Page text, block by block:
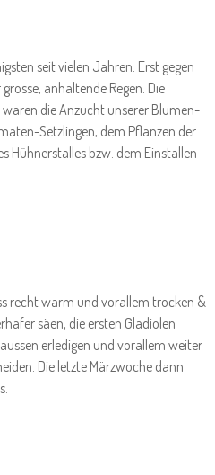
seit vielen Jahren. Erst gegen
anhaltende Regen. Die
die Anzucht unserer Blumen-
Setzlingen, dem Pflanzen der
Hühnerstalles bzw. dem Einstallen
recht warm und vorallem trocken &
säen, die ersten Gladiolen
erledigen und vorallem weiter
Die letzte Märzwoche dann